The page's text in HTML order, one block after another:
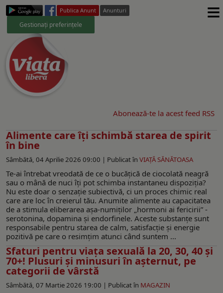
Publica Anunt Anunturi
Gestionați preferințele ≡
Abonează-te la acest feed RSS
Alimente care îți schimbă starea de spirit
în bine
Sâmbătă, 04 Aprilie 2026 09:00 | Publicat în VIAŢĂ SĂNĂTOASA
Te-ai întrebat vreodată de ce o bucățică de ciocolată neagră
sau o mână de nuci îți pot schimba instantaneu dispoziția?
Nu este doar o senzație subiectivă, ci un proces chimic real
care are loc în creierul tău. Anumite alimente au capacitatea
de a stimula eliberarea așa-numiților „hormoni ai fericirii” -
serotonina, dopamina și endorfinele. Aceste substanțe sunt
responsabile pentru starea de calm, satisfacție și energie
pozitivă pe care o resimțim atunci când suntem ...
Sfaturi pentru viața sexuală la 20, 30, 40 și
70+! Plusuri și minusuri în așternut, pe
categorii de vârstă
Sâmbătă, 07 Martie 2026 19:00 | Publicat în MAGAZIN